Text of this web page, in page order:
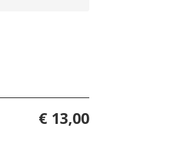
€ 13,00